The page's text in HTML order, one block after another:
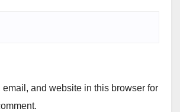
email, and website in this browser for